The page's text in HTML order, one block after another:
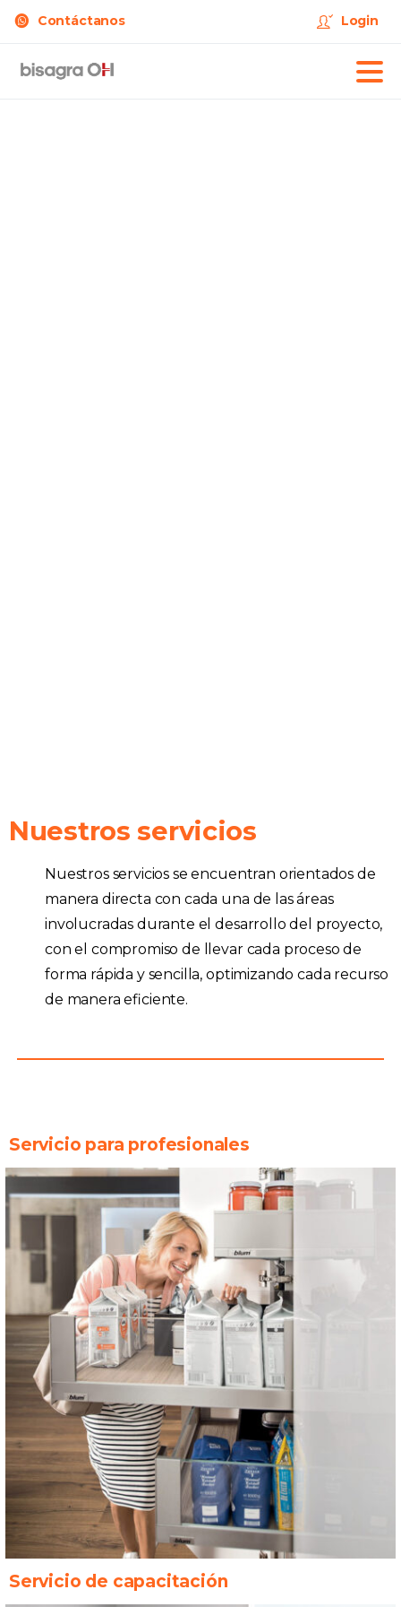
Contáctanos Login
Nuestros servicios
Nuestros servicios se encuentran orientados de
manera directa con cada una de las áreas
involucradas durante el desarrollo del proyecto,
con el compromiso de llevar cada proceso de
forma rápida y sencilla, optimizando cada recurso
de manera eficiente.
Servicio para profesionales​
Servicio de capacitación ​